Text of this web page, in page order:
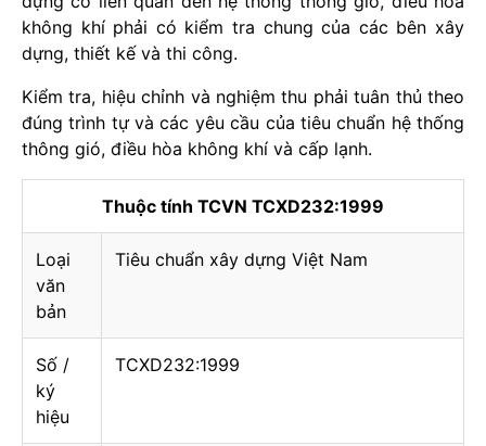
không khí phải có kiểm tra chung của các bên xây
dựng, thiết kế và thi công.
Kiểm tra, hiệu chỉnh và nghiệm thu phải tuân thủ theo
đúng trình tự và các yêu cầu của tiêu chuẩn hệ thống
thông gió, điều hòa không khí và cấp lạnh.
Thuộc tính TCVN TCXD232:1999
Loại
văn
bản
Tiêu chuẩn xây dựng Việt Nam
Số /
ký
hiệu
TCXD232:1999